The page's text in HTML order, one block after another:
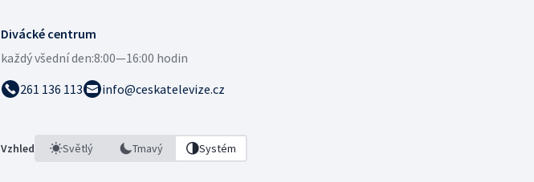
Divácké centrum
každý všední den:8:00—16:00 hodin
261 136 113
info@ceskatelevize.cz
Vzhled Světlý Tmavý Systém